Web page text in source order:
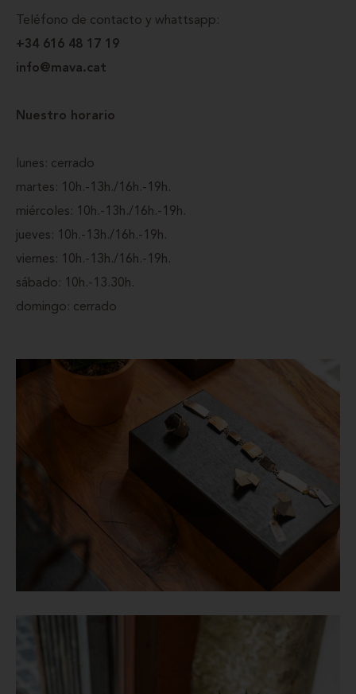
Teléfono de contacto y whattsapp:
+34 616 48 17 19
info@mava.cat
Nuestro horario
lunes: cerrado
martes: 10h.-13h./16h.-19h.
miércoles: 10h.-13h./16h.-19h.
jueves: 10h.-13h./16h.-19h.
viernes: 10h.-13h./16h.-19h.
sábado: 10h.-13.30h.
domingo: cerrado